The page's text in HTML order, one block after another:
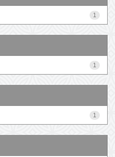
1
1
1